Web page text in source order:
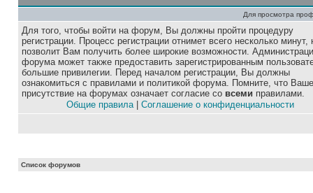
Для просмотра
Для того, чтобы войти на форум, Вы должны пройти процедуру
регистрации. Процесс регистрации отнимет всего несколько минут,
позволит Вам получить более широкие возможности.
форума может также предоставить зарегистрированным
большие привилегии. Перед началом регистрации, Вы должны
ознакомиться с правилами и политикой форума. Помните, что Ваше
присутствие на форумах означает согласие со всеми правилами.
Общие правила| Соглашение о конфиденциальности
Список форумов